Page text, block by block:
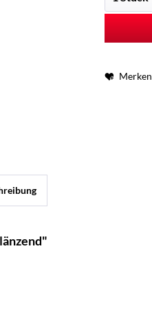
Merken